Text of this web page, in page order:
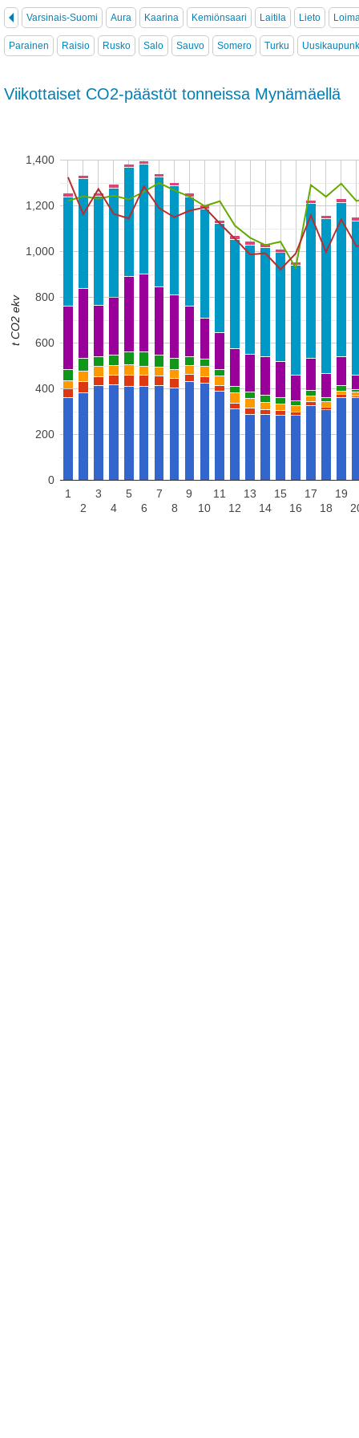
Varsinais-Suomi Aura Kaarina Kemiönsaari Laitila Lieto
Parainen Raisio Rusko Salo Sauvo Somero Turku
Viikottaiset CO2-päästöt tonneissa Mynämäellä
1
2
3
4
5
6
7
8
9
10
11
12
13
14
15
16
17
18
19
0
200
400
600
800
1,000
1,200
1,400
t CO2 ekv